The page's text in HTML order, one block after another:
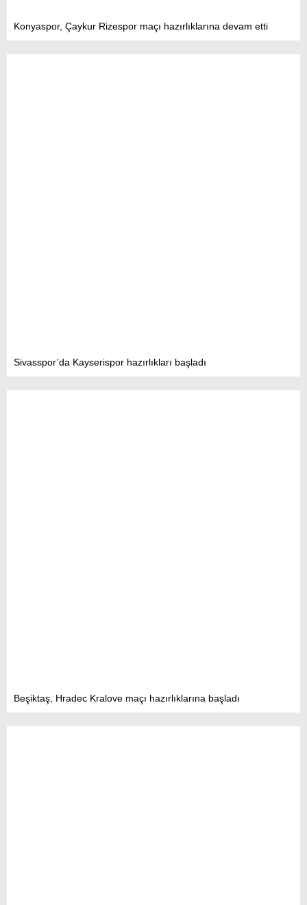
Konyaspor, Çaykur Rizespor maçı hazırlıklarına devam etti
Sivasspor’da Kayserispor hazırlıkları başladı
Beşiktaş, Hradec Kralove maçı hazırlıklarına başladı